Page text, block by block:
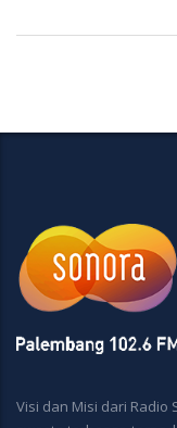
Visi dan Misi dari Radio